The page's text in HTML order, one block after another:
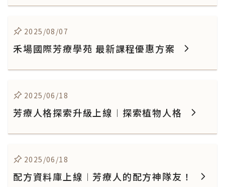
2025/08/07
禾場國際芳療學苑 最新課程優惠方案
2025/06/18
芳療人格探索升級上線︱探索植物人格
2025/06/18
配方資料庫上線︱芳療人的配方神隊友！